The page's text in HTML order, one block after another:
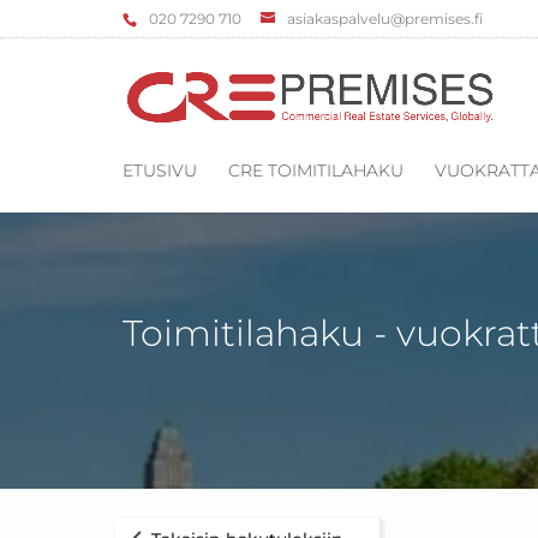
‌020 7290 710 asiakaspalvelu@premises.fi
ETUSIVU CRE TOIMITILAHAKU
Toimitilahaku -